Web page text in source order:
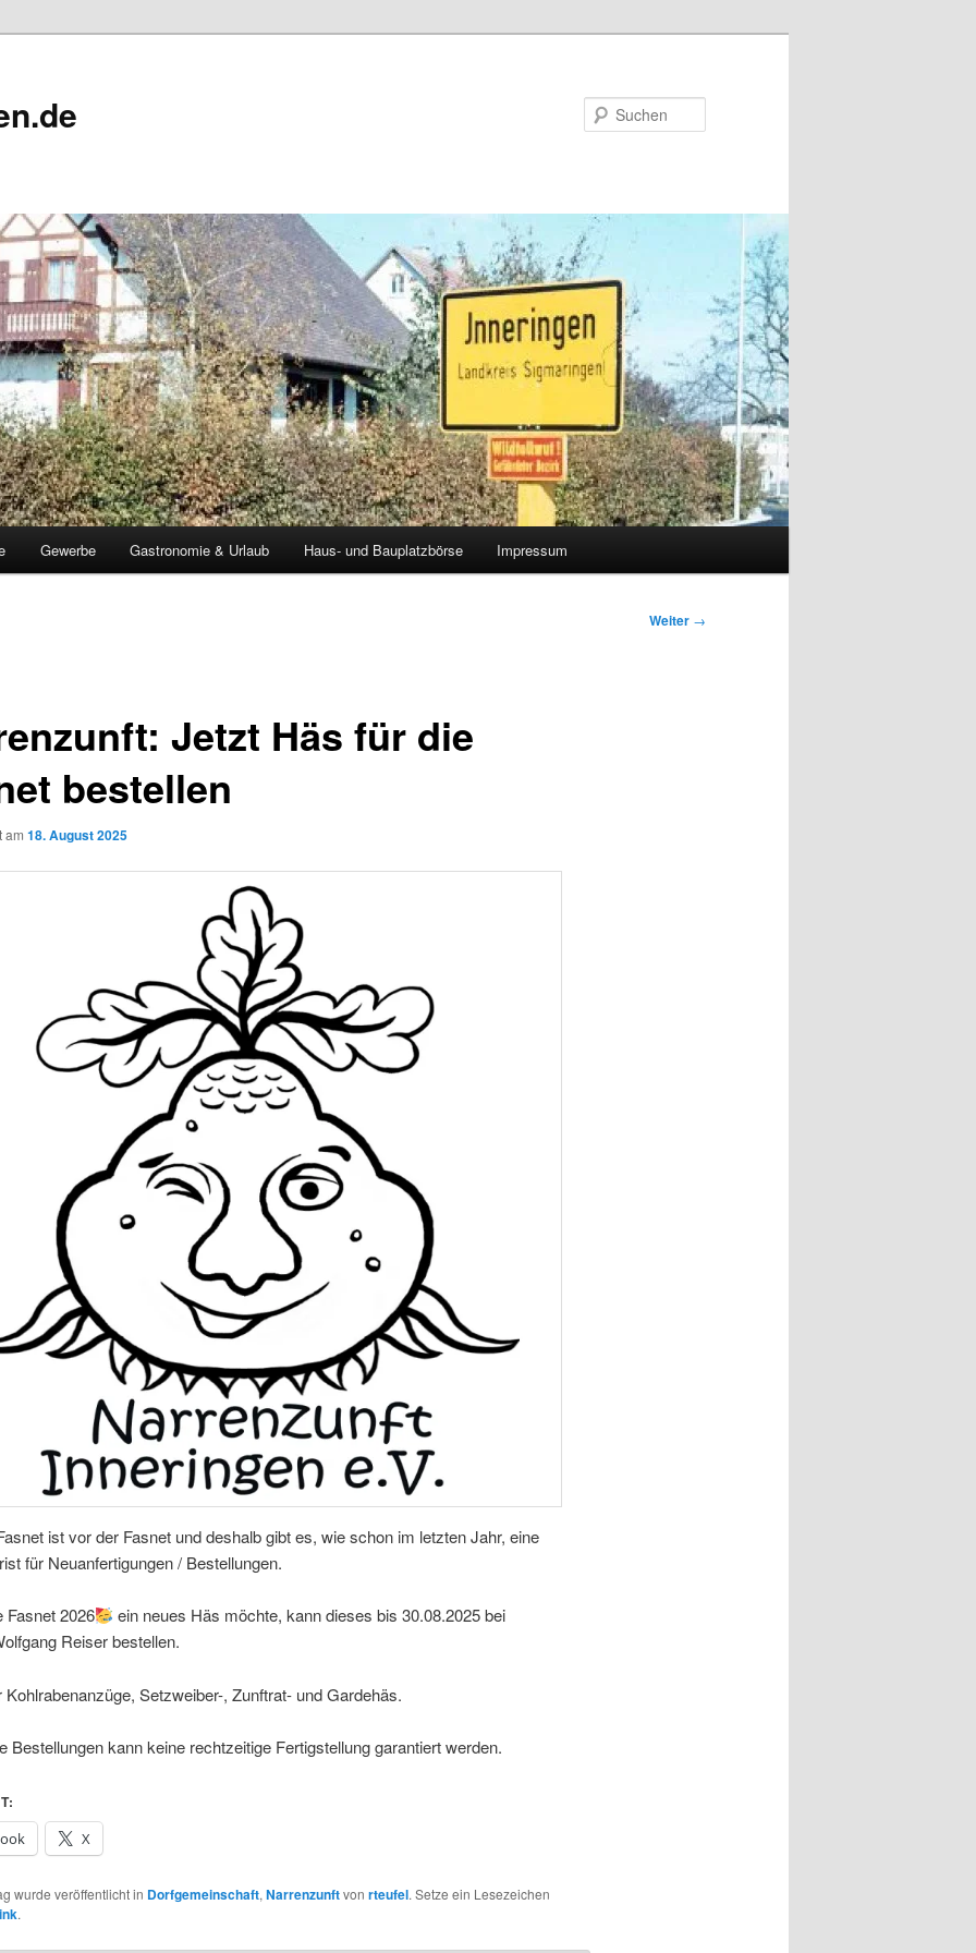
Gewerbe Gastronomie & Urlaub Haus- und Bauplatzbörse Impressum
Weiter →
Jetzt Häs für die
bestellen
am 18. August 2025
ist vor der Fasnet und deshalb gibt es, wie schon im letzten Jahr, eine
für Neuanfertigungen / Bestellungen.
Fasnet 2026
ein neues Häs möchte, kann dieses bis 30.08.2025 bei
Reiser bestellen.
Kohlrabenanzüge, Setzweiber-, Zunftrat- und Gardehäs.
Bestellungen kann keine rechtzeitige Fertigstellung garantiert werden.
X
wurde veröffentlicht in Dorfgemeinschaft, Narrenzunftvon rteufel. Setze ein Lesezeichen
.